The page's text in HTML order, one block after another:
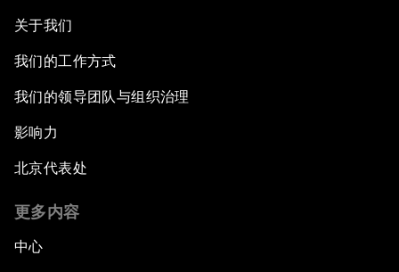
关于我们
我们的工作方式
我们的领导团队与组织治理
影响力
北京代表处
更多内容
中心